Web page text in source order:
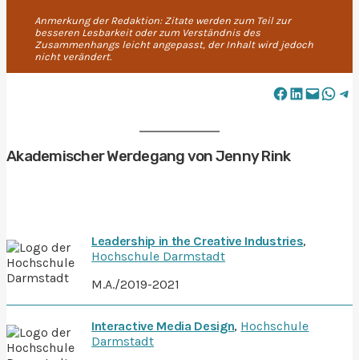
Anmerkung der Redaktion: Zitate werden zum Teil zur
besseren Lesbarkeit oder zum Verständnis des
Zusammenhangs leicht angepasst, der Inhalt wird jedoch
nicht verändert.
Share on Facebook
Share on LinkedIn
Email this PageShare onShare
Akademischer Werdegang von Jenny Rink
Leadership in the Creative Industries,
Hochschule Darmstadt
M.A./2019-2021
Interactive Media Design, Hochschule
Darmstadt